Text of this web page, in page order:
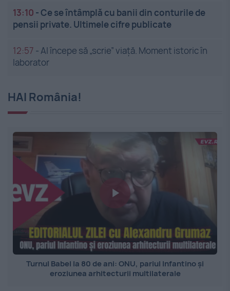
13:10 -Ce se întâmplă cu banii din conturile de
pensii private. Ultimele cifre publicate
12:57 -AI începe să „scrie” viață. Moment istoric în
laborator
HAI România!
Turnul Babel la 80 de ani: ONU, pariul Infantino și
eroziunea arhitecturii multilaterale